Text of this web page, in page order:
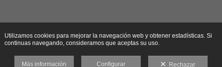
Utilizamos cookies para mejorar la navegación web y obtener estadísticas. Si
continuas navegando, consideramos que aceptas su uso.
Más información Configurar Rechazar